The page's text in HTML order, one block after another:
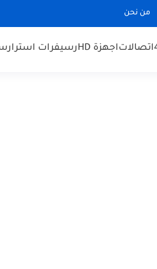
من نحن
اتصالاتاجهزة HD رسيفرات استرا